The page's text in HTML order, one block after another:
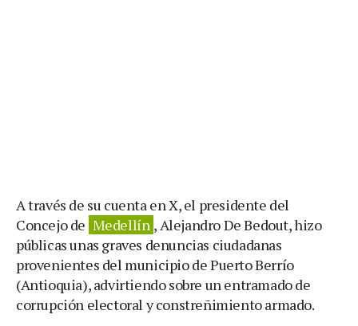
A través de su cuenta en X, el presidente del
Concejo de Medellín , Alejandro De Bedout, hizo
públicas unas graves denuncias ciudadanas
provenientes del municipio de Puerto Berrío
(Antioquia), advirtiendo sobre un entramado de
corrupción electoral y constreñimiento armado.